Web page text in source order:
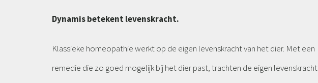
Dynamis betekent levenskracht.
Klassieke homeopathie werkt op de eigen levenskracht van het dier. Met een
remedie die zo goed mogelijk bij het dier past, trachten de eigen levenskracht